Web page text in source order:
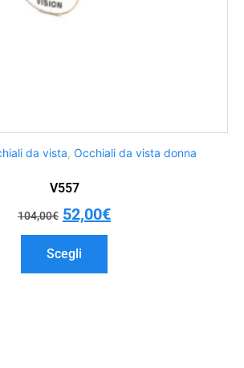
da vista, Occhiali da vista donna
V557
104,00€ 52,00€
Scegli